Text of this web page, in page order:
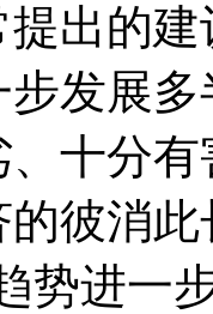
出的
发展
十分
彼消
势进一